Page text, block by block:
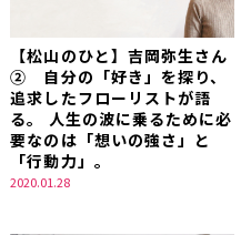
【松山のひと】吉岡弥生さん
② 自分の「好き」を探り、
追求したフローリストが語
る。 人生の波に乗るために必
要なのは「想いの強さ」と
「行動力」。
2020.01.28